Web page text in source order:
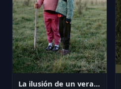
La ilusión de un verano sin fin